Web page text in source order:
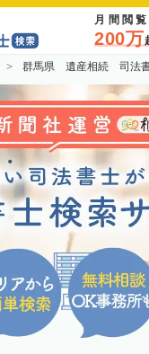
月間閲
200万
群馬県 遺産相続 司法